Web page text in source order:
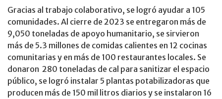
Gracias al trabajo colaborativo, se logró ayudar a 105
comunidades. Al cierre de 2023 se entregaron más de
9,050 toneladas de apoyo humanitario, se sirvieron
más de 5.3 millones de comidas calientes en 12 cocinas
comunitarias y en más de 100 restaurantes locales. Se
donaron 280 toneladas de cal para sanitizar el espacio
público, se logró instalar 5 plantas potabilizadoras que
producen más de 150 mil litros diarios y se instalaron 16